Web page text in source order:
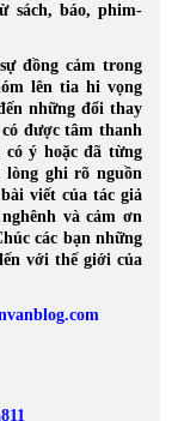
sách, báo, phim-
đồng cảm trong
lên tia hi vọng
những đổi thay
được tâm thanh
có ý hoặc đã từng
lòng ghi rõ nguồn
viết của tác giả
và cảm ơn
các bạn những
với thế giới của